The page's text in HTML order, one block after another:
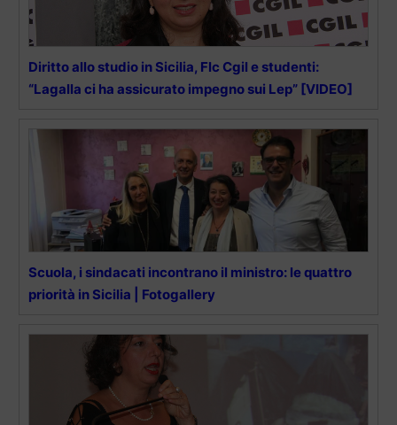
Diritto allo studio in Sicilia, Flc Cgil e studenti:
“Lagalla ci ha assicurato impegno sui Lep” [VIDEO]
Scuola, i sindacati incontrano il ministro: le quattro
priorità in Sicilia | Fotogallery